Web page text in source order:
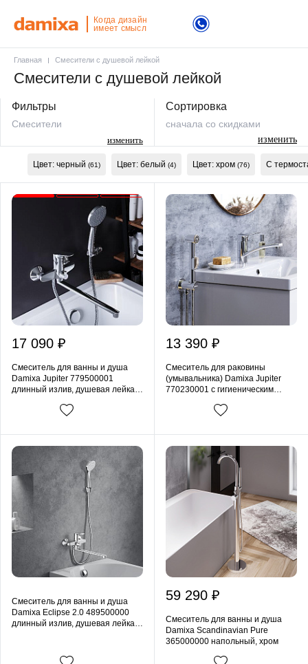
Когда дизайн
имеет смысл
Главная Смесители с душевой лейкой
Смесители с душевой лейкой
Фильтры
Смесители
изменить
Сортировка
сначала со скидками
изменить
Цвет: черный (61) Цвет: белый (4) Цвет: хром (76) С
17 090 ₽
Смеситель для ванны и душа
Damixa Jupiter 779500001
длинный излив, душевая лейка,
13 390 ₽
Смеситель для раковины
(умывальника) Damixa Jupiter
770230001 с гигиеническим
Смеситель для ванны и душа
Damixa Eclipse 2.0 489500000
длинный излив, душевая лейка,
59 290 ₽
Смеситель для ванны и душа
Damixa Scandinavian Pure
365000000 напольный, хром